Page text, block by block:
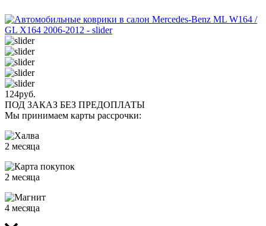
124руб.
ПОД ЗАКАЗ БЕЗ ПРЕДОПЛАТЫ
Мы принимаем карты рассрочки:
2 месяца
2 месяца
4 месяца